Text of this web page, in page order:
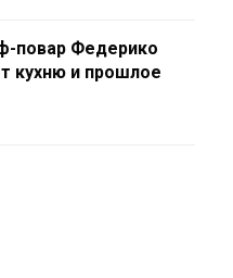
повар Федерико
кухню и прошлое